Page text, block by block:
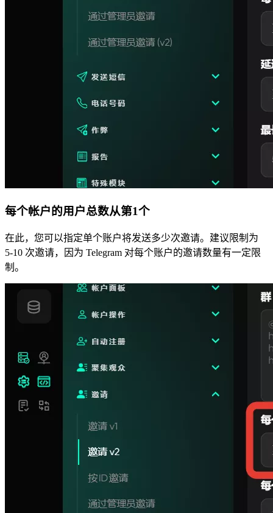
每个帐户的用户总数从第1个
在此，您可以指定单个账户将发送多少次邀请。建议限制为
5-10 次邀请，因为 Telegram 对每个账户的邀请数量有一定限
制。